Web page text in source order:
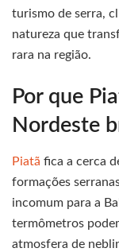
turismo de serra,
natureza que
rara na região.
Por que
Nordeste
Piatã fica a cerca
formações
incomum para a
termômetros
atmosfera de